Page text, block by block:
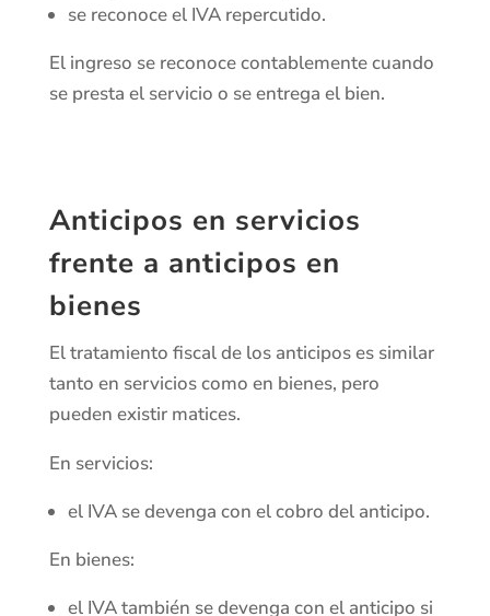
se reconoce el IVA repercutido.
El ingreso se reconoce contablemente cuando
se presta el servicio o se entrega el bien.
Anticipos en servicios
frente a anticipos en
bienes
El tratamiento fiscal de los anticipos es similar
tanto en servicios como en bienes, pero
pueden existir matices.
En servicios:
el IVA se devenga con el cobro del anticipo.
En bienes:
el IVA también se devenga con el anticipo si